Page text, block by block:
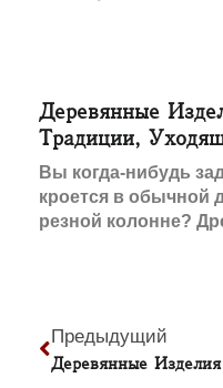
Деревянные
Традиции,
Вы когда-нибудь
кроется в обычной
резной колонне?
Предыдущий